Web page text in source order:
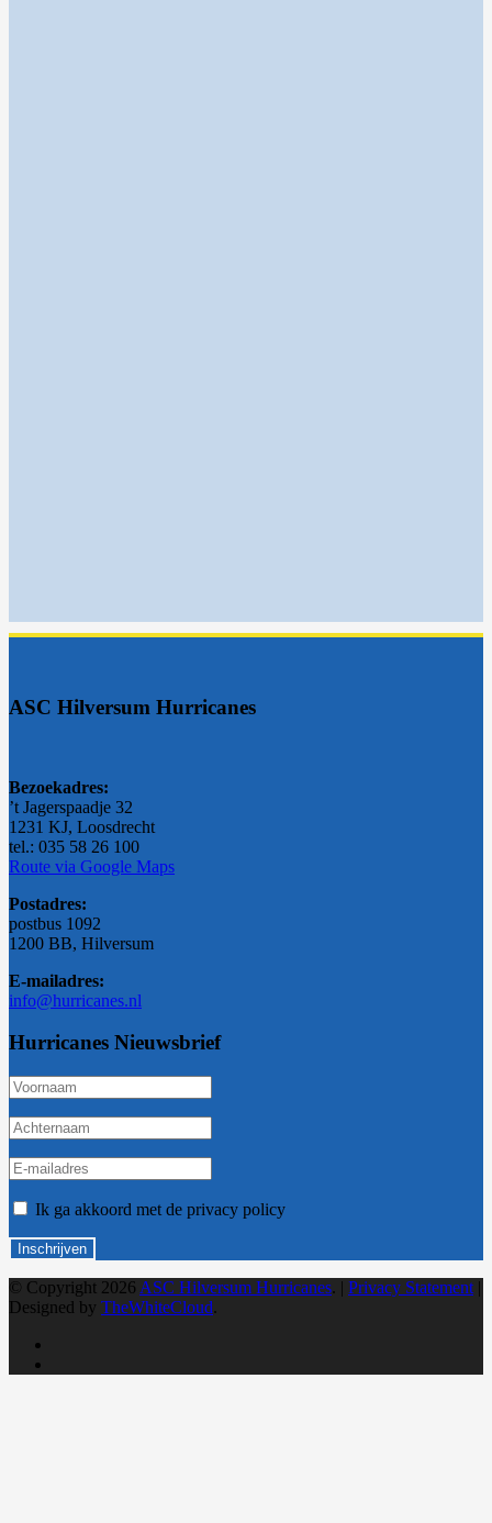
ASC Hilversum Hurricanes
Bezoekadres:
’t Jagerspaadje 32
1231 KJ, Loosdrecht
tel.: 035 58 26 100
Route via Google Maps
Postadres:
postbus 1092
1200 BB, Hilversum
E-mailadres:
info@hurricanes.nl
Hurricanes Nieuwsbrief
Ik ga akkoord met de privacy policy
© Copyright 2026 ASC Hilversum Hurricanes. | Privacy Statement |
Designed by TheWhiteCloud.